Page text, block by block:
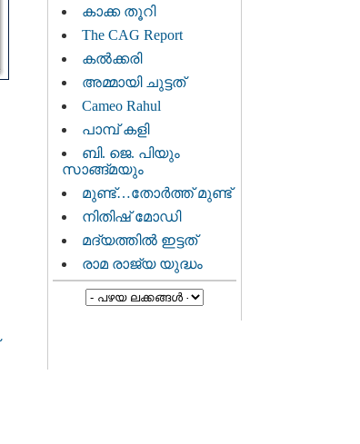
കാക്ക തൂറി
The CAG Report
കല്‍ക്കരി
അമ്മായി ചുട്ടത്
Cameo Rahul
പാമ്പ് കളി
ബി. ജെ. പിയും
സാങ്ങ്മയും
മുണ്ട്…തോര്‍ത്ത്‌ മുണ്ട്
നിതിഷ്‌ മോഡി
മദ്യത്തിൽ ഇട്ടത്
രാമ രാജ്യ യുദ്ധം